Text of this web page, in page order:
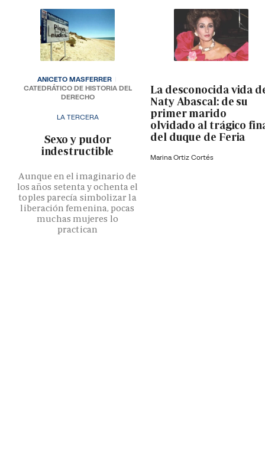
LA TERCERA
­Sexo y pudor
indestructible
Aunque en el imaginario de
los años setenta y ochenta el
toples parecía simbolizar la
liberación femenina, pocas
muchas mujeres lo
practican
ANICETO MASFERRER
CATEDRÁTICO DE HISTORIA DEL
DERECHO
La desconocida vida
Naty Abascal: de su
primer marido
olvidado al trágico
del duque de Feria
Marina Ortiz Cortés